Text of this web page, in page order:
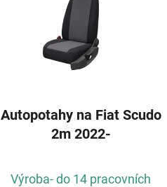
Autopotahy na Fiat Scudo
2m 2022-
Výroba- do 14 pracovních